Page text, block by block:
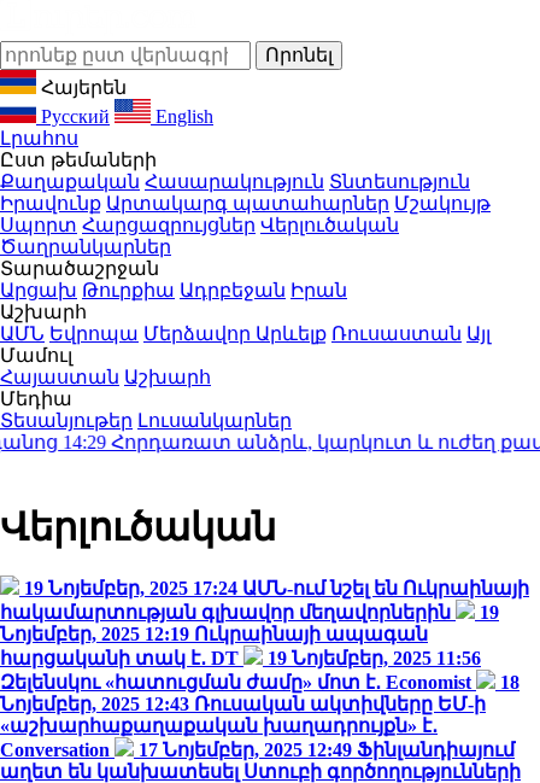
Հայերեն
Русский
English
Լրահոս
Ըստ թեմաների
Քաղաքական Հասարակություն Տնտեսություն
Իրավունք Արտակարգ պատահարներ Մշակույթ
Սպորտ Հարցազրույցներ Վերլուծական
Ծաղրանկարներ
Տարածաշրջան
Արցախ Թուրքիա Ադրբեջան Իրան
Աշխարհ
ԱՄՆ Եվրոպա Մերձավոր Արևելք Ռուսաստան Այլ
Մամուլ
Հայաստան Աշխարհ
Մեդիա
Տեսանյութեր Լուսանկարներ
14:29Հորդառատ անձրև, կարկուտ և ուժեղ
Վերլուծական
19 Նոյեմբեր, 2025 17:24 ԱՄՆ-ում նշել են Ուկրաինայի
հակամարտության գլխավոր մեղավորներին
19
Նոյեմբեր, 2025 12:19 Ուկրաինայի ապագան
հարցականի տակ է․ DT
19 Նոյեմբեր, 2025 11:56
Զելենսկու «հատուցման ժամը» մոտ է․ Economist
18
Նոյեմբեր, 2025 12:43 Ռուսական ակտիվները ԵՄ-ի
«աշխարհաքաղաքական խաղադրույքն» է․
Conversation
17 Նոյեմբեր, 2025 12:49 Ֆինլանդիայում
աղետ են կանխատեսել Ստուբի գործողությունների